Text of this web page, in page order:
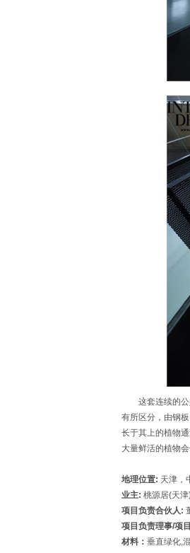
这套连续的公
有所区分，由钢
长于其上的植物
大量鲜活的植物
地理位置: 天津，
业主: 桃源居(天
项目负责合伙人:
项目负责理事/项
材料： 垂直绿化,